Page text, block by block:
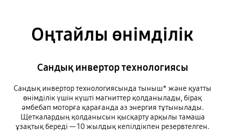
Оңтайлы өнімділік
Сандық инвертор технологиясы
Сандық инвертор технологиясында тыныш* және қуатты
өнімділік үшін күшті магниттер қолданылады, бірақ
әмбебап моторға қарағанда аз энергия тұтынылады.
Щеткалардың қолданысын қысқарту арқылы тамаша
ұзақтық береді — 10 жылдық кепілдікпен резервтелген.